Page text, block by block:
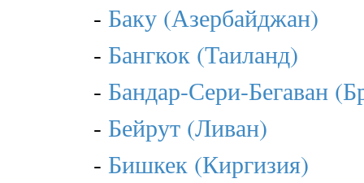
- Баку (Азербайджан)
- Бангкок (Таиланд)
- Бандар-Сери-Бегаван
- Бейрут (Ливан)
- Бишкек (Киргизия)